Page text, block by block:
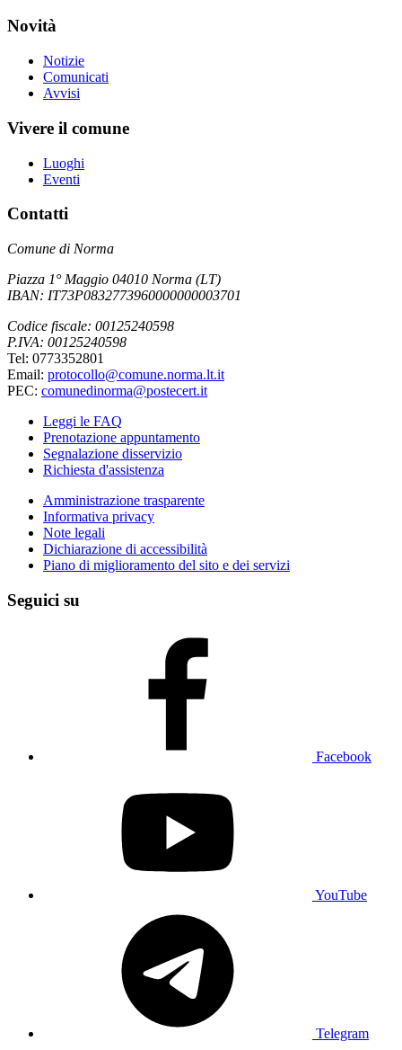
Novità
Notizie
Comunicati
Avvisi
Vivere il comune
Luoghi
Eventi
Contatti
Comune di Norma
Piazza 1° Maggio 04010 Norma (LT)
IBAN: IT73P0832773960000000003701
Codice fiscale: 00125240598
P.IVA: 00125240598
Tel: 0773352801
Email: protocollo@comune.norma.lt.it
PEC: comunedinorma@postecert.it
Leggi le FAQ
Prenotazione appuntamento
Segnalazione disservizio
Richiesta d'assistenza
Amministrazione trasparente
Informativa privacy
Note legali
Dichiarazione di accessibilità
Piano di miglioramento del sito e dei servizi
Seguici su
Facebook
YouTube
Telegram